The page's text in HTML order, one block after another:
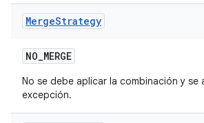
MergeStrategy
NO_MERGE
No se debe aplicar la combinación y se
excepción.